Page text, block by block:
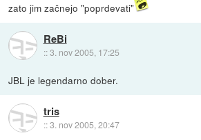
zato jim začnejo "poprdevati"
ReBi
::3. nov 2005, 17:25
JBL je legendarno dober.
tris
::3. nov 2005, 20:47